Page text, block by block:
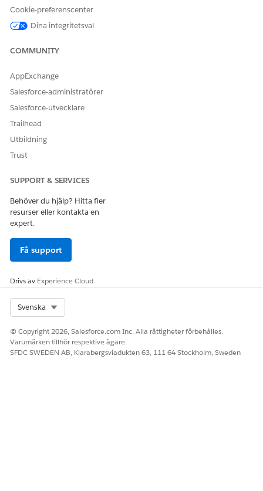
LÖSTE DENNA ARTIKEL DITT PROBLEM?
Berätta för oss vad vi kan förbättra!
Cookie-preferenscenter
Dina integritetsval
COMMUNITY
AppExchange
Salesforce-administratörer
Salesforce-utvecklare
Trailhead
Utbildning
Trust
SUPPORT & SERVICES
Behöver du hjälp? Hitta fler
resurser eller kontakta en
expert.
Få support
Drivs av Experience Cloud
Svenska
© Copyright 2026, Salesforce.com Inc. Alla rättigheter förbehålles.
Varumärken tillhör respektive ägare.
SFDC SWEDEN AB, Klarabergsviadukten 63, 111 64 Stockholm, Sweden